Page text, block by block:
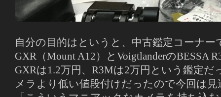
自分の目的はというと、中古鑑定コーナー
GXR（Mount A12）とVoigtlanderのBESSA
GXRは1.2万円、R3Mは2万円という鑑定だ
メラより低い値段付けだったので今回は見